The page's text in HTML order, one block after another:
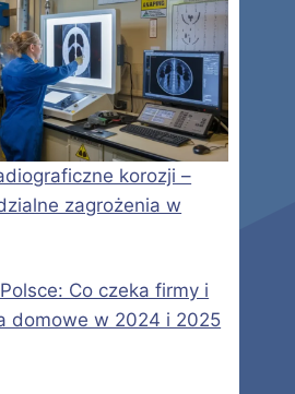
korozji –
zagrożenia w
Co czeka firmy i
domowe w 2024 i 2025